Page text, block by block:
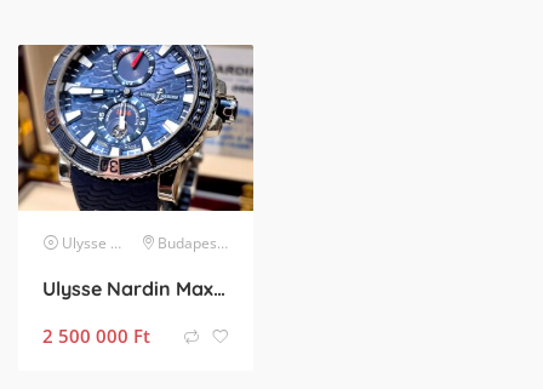
Ulysse Nardin karóra
Budapest XXIII. kerület
Ulysse Nardin Maxi Marine Diver
2 500 000 Ft